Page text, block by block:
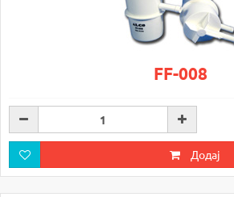
FF-008
Додај